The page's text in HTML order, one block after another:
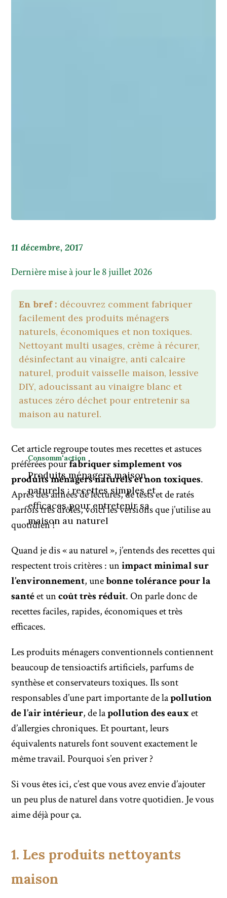
Consomm'action
Produits ménagers maison
naturels : recettes simples et
efficaces pour entretenir sa
maison au naturel
11 décembre, 2017
Dernière mise à jour le 8 juillet 2026
En bref : découvrez comment fabriquer
facilement des produits ménagers
naturels, économiques et non toxiques.
Nettoyant multi usages, crème à récurer,
désinfectant au vinaigre, anti calcaire
naturel, produit vaisselle maison, lessive
DIY, adoucissant au vinaigre blanc et
astuces zéro déchet pour entretenir sa
maison au naturel.
Cet article regroupe toutes mes recettes et astuces
préférées pourfabriquer simplement vos
produits ménagers naturels et non toxiques.
Après des années de lectures, de tests et de ratés
parfois très drôles, voici les versions que j’utilise au
quotidien !
Quand je dis « au naturel », j’entends des recettes qui
respectent trois critères : unimpact minimal sur
l’environnement, unebonne tolérance pour la
santéet uncoût très réduit. On parle donc de
recettes faciles, rapides, économiques et très
efficaces.
Les produits ménagers conventionnels contiennent
beaucoup de tensioactifs artificiels, parfums de
synthèse et conservateurs toxiques. Ils sont
responsables d’une part importante de lapollution
de l’air intérieur, de lapollution des eauxet
d’allergies chroniques. Et pourtant, leurs
équivalents naturels font souvent exactement le
même travail. Pourquoi s’en priver ?
Si vous êtes ici, c’est que vous avez envie d’ajouter
un peu plus de naturel dans votre quotidien. Je vous
aime déjà pour ça.
1. Les produits nettoyants
maison